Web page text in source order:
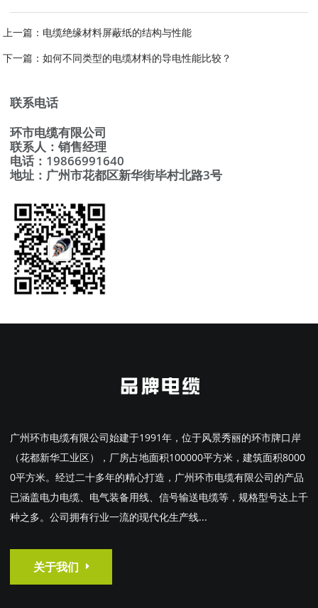
上一篇： 电缆绝缘材料屏蔽纸的结构与性能
下一篇： 如何不同类型的电缆材料的导电性能比较？
联系电话
环市电缆有限公司
联系人：销售经理
电话：19866991640
地址：广州市花都区新华街毕村北路3号
广州环市电缆有限公司始建于1991年，位于风景秀丽的环市牌口岸
（花都新华工业区），厂房占地面积100000平方米，建筑面积8000
0平方米。经过二十多年的精心打造，广州环市电缆有限公司的产品
已涵盖电力电缆、电气装备用线、信号输送电缆等，规格型号达上千
种之多。公司拥有行业一流的现代化生产线...
关于我们